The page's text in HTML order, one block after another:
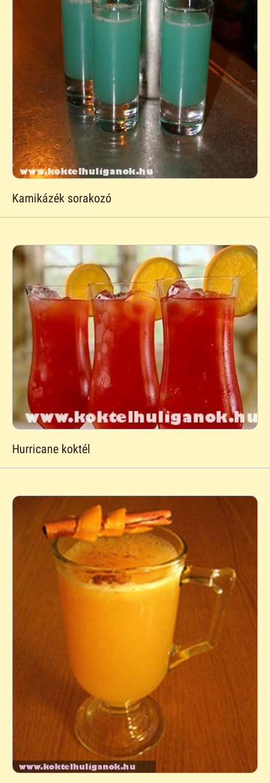
Kamikázék sorakozó
Hurricane koktél